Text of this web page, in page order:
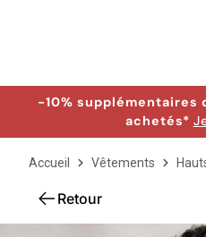
-10% supplémentaires
achetés*
Accueil Vêtements
Retour